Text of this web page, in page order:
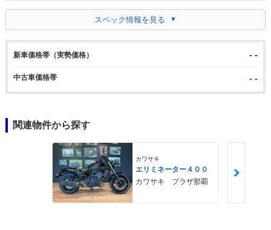
スペック情報を見る
新車価格帯（実勢価格） - -
中古車価格帯 - -
関連物件から探す
カワサキ
エリミネーター４００
カワサキ プラザ那覇